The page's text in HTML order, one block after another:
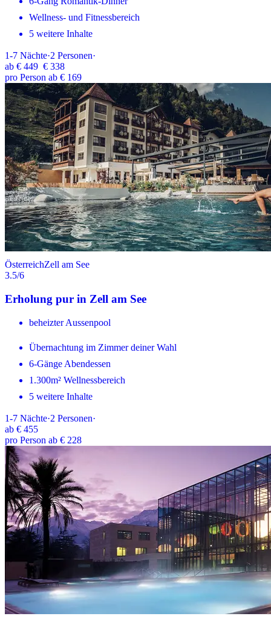
Wellness- und Fitnessbereich
5 weitere Inhalte
1-7 Nächte·2 Personen·
ab € 449 € 338
pro Person ab € 169
ÖsterreichZell am See
3.5/6
Erholung pur in Zell am See
beheizter Aussenpool
Übernachtung im Zimmer deiner Wahl
6-Gänge Abendessen
1.300m² Wellnessbereich
5 weitere Inhalte
1-7 Nächte·2 Personen·
ab € 455
pro Person ab € 228